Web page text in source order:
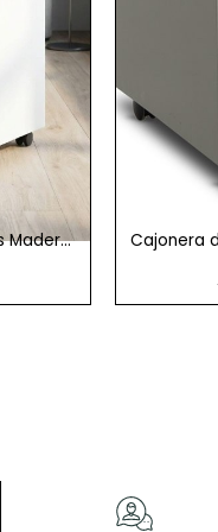
Madera
Cajonera
+